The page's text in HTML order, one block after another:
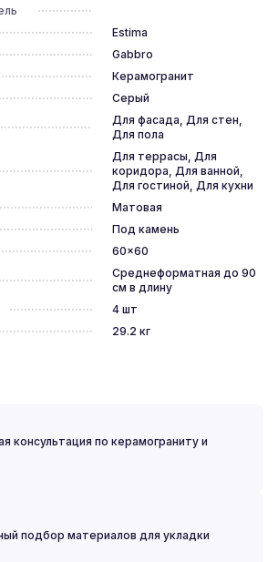
Estima
Gabbro
Керамогранит
Серый
Для фасада, Для стен,
Для пола
Для террасы, Для
коридора, Для ванной,
Для гостиной, Для кухни
Матовая
Под камень
60x60
Среднеформатная до 90
см в длину
4шт
29.2 кг
консультация по керамограниту и
подбор материалов для укладки